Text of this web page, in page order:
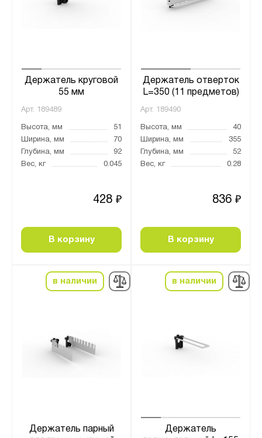
Держатель круговой
55 мм
Арт. 189489
Высота, мм
51
Ширина, мм
70
Глубина, мм
92
Вес, кг
0.045
428 ₽
В корзину
Держатель отверток
L=350 (11 предметов)
Арт. 189490
Высота, мм
40
Ширина, мм
355
Глубина, мм
52
Вес, кг
0.28
836 ₽
В корзину
в наличии
Держатель парный
в наличии
Держатель